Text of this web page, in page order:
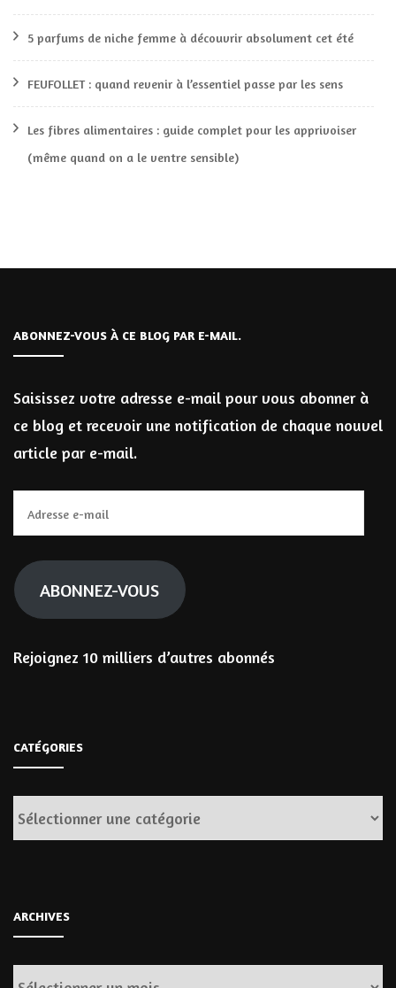
5 parfums de niche femme à découvrir absolument cet été
FEUFOLLET : quand revenir à l’essentiel passe par les sens
Les fibres alimentaires : guide complet pour les apprivoiser
(même quand on a le ventre sensible)
ABONNEZ-VOUS À CE BLOG PAR E-MAIL.
Saisissez votre adresse e-mail pour vous abonner à
ce blog et recevoir une notification de chaque nouvel
article par e-mail.
e-
mail
ABONNEZ-VOUS
Rejoignez 10 milliers d’autres abonnés
CATÉGORIES
Catégories
ARCHIVES
Archives